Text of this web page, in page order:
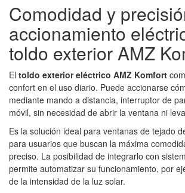
Comodidad y
accionamiento
toldo exterior AMZ
El toldo exterior eléctrico AMZ Komfort
confort en el uso diario. Puede accionarse
mediante mando a distancia, interruptor de
móvil, sin necesidad de abrir la ventana ni
Es la solución ideal para ventanas de tejado
para usuarios que buscan la máxima
preciso. La posibilidad de integrarlo con
permite automatizar su funcionamiento, por
de la intensidad de la luz solar.